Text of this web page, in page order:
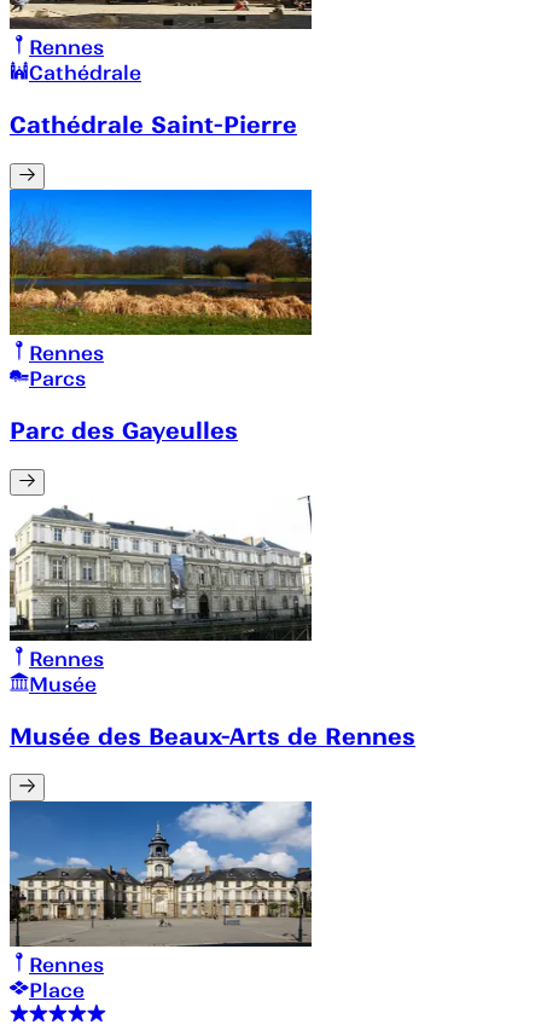
Rennes
Cathédrale
Cathédrale Saint-Pierre
Rennes
Parcs
Parc des Gayeulles
Rennes
Musée
Musée des Beaux-Arts de Rennes
Rennes
Place